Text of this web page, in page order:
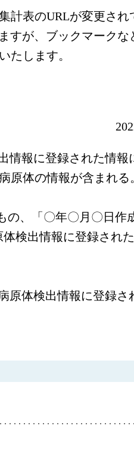
計表のURLが変更さ
すが、ブックマーク
たします。
情報に登録された情報
原体の情報が含まれる
の、「〇年〇月〇日作
検出情報に登録され
原体検出情報に登録